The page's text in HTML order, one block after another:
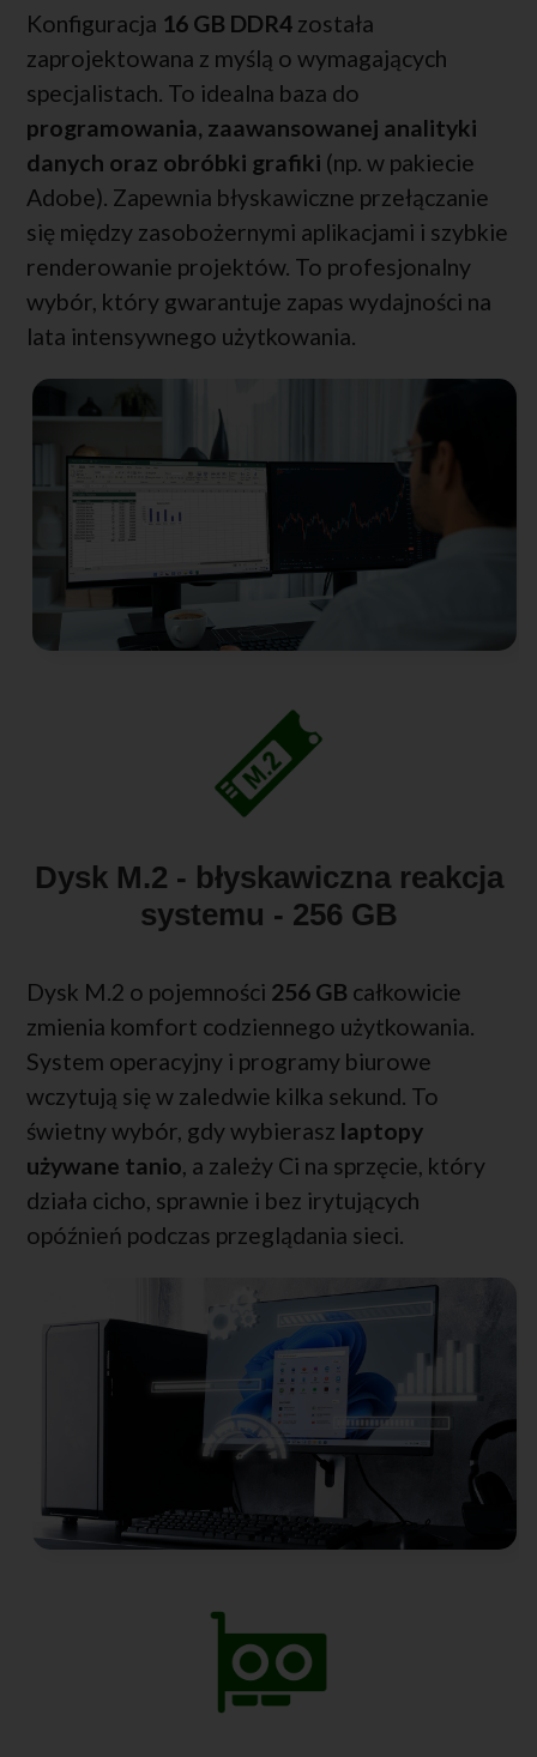
Konfiguracja 16 GB DDR4 została
zaprojektowana z myślą o wymagających
specjalistach. To idealna baza do
programowania, zaawansowanej analityki
danych oraz obróbki grafiki (np. w pakiecie
Adobe). Zapewnia błyskawiczne przełączanie
się między zasobożernymi aplikacjami i szybkie
renderowanie projektów. To profesjonalny
wybór, który gwarantuje zapas wydajności na
lata intensywnego użytkowania.
Dysk M.2 - błyskawiczna reakcja
systemu - 256 GB
Dysk M.2 o pojemności 256 GB całkowicie
zmienia komfort codziennego użytkowania.
System operacyjny i programy biurowe
wczytują się w zaledwie kilka sekund. To
świetny wybór, gdy wybierasz laptopy
używane tanio, a zależy Ci na sprzęcie, który
działa cicho, sprawnie i bez irytujących
opóźnień podczas przeglądania sieci.